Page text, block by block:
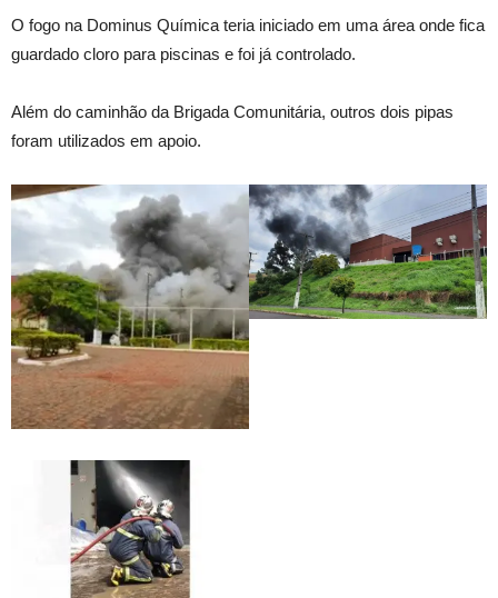
O fogo na Dominus Química teria iniciado em uma área onde fica
guardado cloro para piscinas e foi já controlado.
Além do caminhão da Brigada Comunitária, outros dois pipas
foram utilizados em apoio.